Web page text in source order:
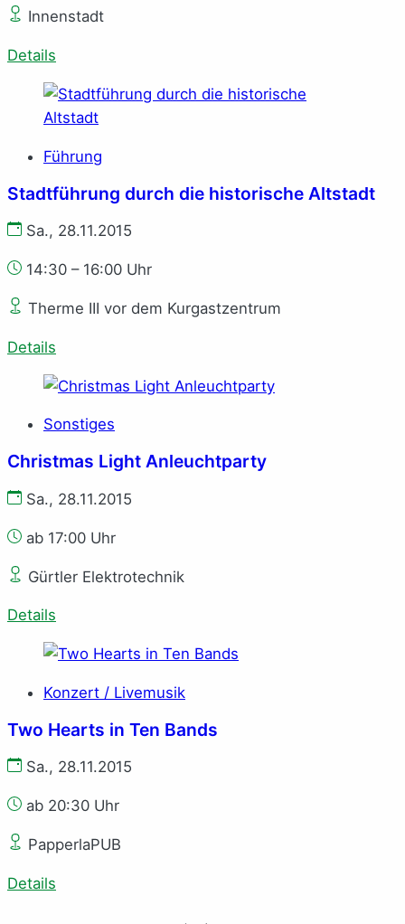
Innenstadt
Details
Führung
Stadtführung durch die historische Altstadt
Sa., 28.11.2015
14:30 – 16:00 Uhr
Therme III vor dem Kurgastzentrum
Details
Sonstiges
Christmas Light Anleuchtparty
Sa., 28.11.2015
ab 17:00 Uhr
Gürtler Elektrotechnik
Details
Konzert / Livemusik
Two Hearts in Ten Bands
Sa., 28.11.2015
ab 20:30 Uhr
PapperlaPUB
Details